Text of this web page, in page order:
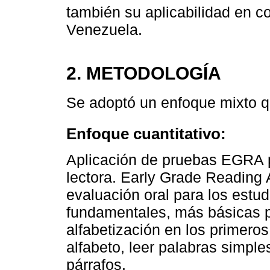
también su aplicabilidad en
Venezuela.
2. METODOLOGÍA
Se adoptó un enfoque mixto
Enfoque cuantitativo:
Aplicación de pruebas
lectora. Early Grade
evaluación oral para los
fundamentales, más básicas
alfabetización en los
alfabeto, leer palabras
párrafos.